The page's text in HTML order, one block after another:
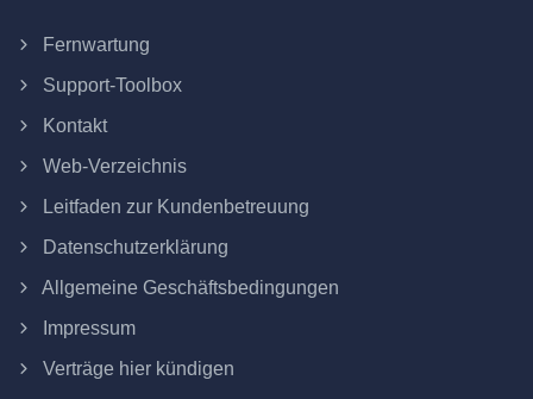
Fernwartung
Support-Toolbox
Kontakt
Web-Verzeichnis
Leitfaden zur Kundenbetreuung
Datenschutzerklärung
Allgemeine Geschäftsbedingungen
Impressum
Verträge hier kündigen